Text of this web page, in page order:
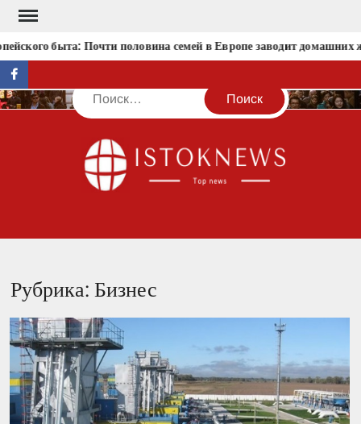
Перейти
содержимому
быта: Почти половина семей в Европе заводит домашних
facebook
Поиск
Рубрика:Бизнес